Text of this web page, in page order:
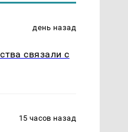
день назад
связали с
15 часов назад